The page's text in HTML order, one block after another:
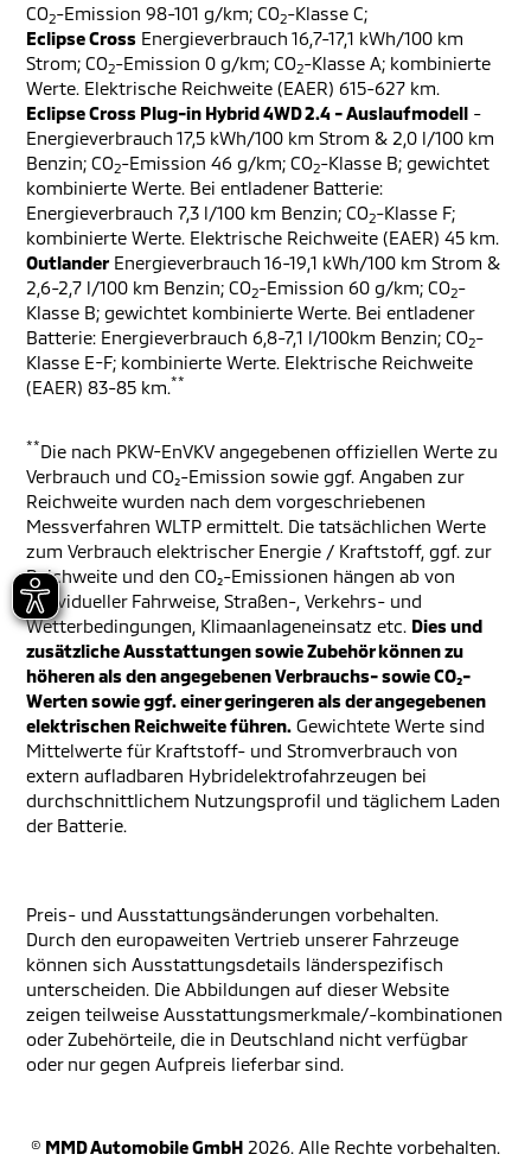
CO2-Emission 98-101 g/km; CO2-Klasse C;
Eclipse Cross Energieverbrauch 16,7-17,1 kWh/100 km
Strom; CO2-Emission 0 g/km; CO2-Klasse A; kombinierte
Werte. Elektrische Reichweite (EAER) 615-627 km.
Eclipse Cross Plug-in Hybrid 4WD 2.4 - Auslaufmodell -
Energieverbrauch 17,5 kWh/100 km Strom & 2,0 l/100 km
Benzin; CO2-Emission 46 g/km; CO2-Klasse B; gewichtet
kombinierte Werte. Bei entladener Batterie:
Energieverbrauch 7,3 l/100 km Benzin; CO2-Klasse F;
kombinierte Werte. Elektrische Reichweite (EAER) 45 km.
Outlander Energieverbrauch 16-19,1 kWh/100 km Strom &
2,6-2,7 l/100 km Benzin; CO2-Emission 60 g/km; CO2-
Klasse B; gewichtet kombinierte Werte. Bei entladener
Batterie: Energieverbrauch 6,8-7,1 l/100km Benzin; CO2-
Klasse E-F; kombinierte Werte. Elektrische Reichweite
(EAER) 83-85 km.**
**Die nach PKW-EnVKV angegebenen offiziellen Werte zu
Verbrauch und CO₂-Emission sowie ggf. Angaben zur
Reichweite wurden nach dem vorgeschriebenen
Messverfahren WLTP ermittelt. Die tatsächlichen Werte
zum Verbrauch elektrischer Energie / Kraftstoff, ggf. zur
Reichweite und den CO₂-Emissionen hängen ab von
individueller Fahrweise, Straßen-, Verkehrs- und
Wetterbedingungen, Klimaanlageneinsatz etc. Dies und
zusätzliche Ausstattungen sowie Zubehör können zu
höheren als den angegebenen Verbrauchs- sowie CO₂-
Werten sowie ggf. einer geringeren als der angegebenen
elektrischen Reichweite führen. Gewichtete Werte sind
Mittelwerte für Kraftstoff- und Stromverbrauch von
extern aufladbaren Hybridelektrofahrzeugen bei
durchschnittlichem Nutzungsprofil und täglichem Laden
der Batterie.
Preis- und Ausstattungsänderungen vorbehalten.
Durch den europaweiten Vertrieb unserer Fahrzeuge
können sich Ausstattungsdetails länderspezifisch
unterscheiden. Die Abbildungen auf dieser Website
zeigen teilweise Ausstattungsmerkmale/-kombinationen
oder Zubehörteile, die in Deutschland nicht verfügbar
oder nur gegen Aufpreis lieferbar sind.
© MMD Automobile GmbH 2026. Alle Rechte vorbehalten.